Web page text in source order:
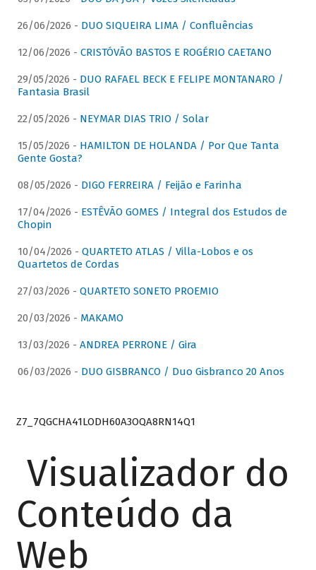
26/06/2026 - DUO SIQUEIRA LIMA / Confluências
12/06/2026 - CRISTÓVÃO BASTOS E ROGÉRIO CAETANO
29/05/2026 - DUO RAFAEL BECK E FELIPE MONTANARO /
Fantasia Brasil
22/05/2026 - NEYMAR DIAS TRIO / Solar
15/05/2026 - HAMILTON DE HOLANDA / Por Que Tanta
Gente Gosta?
08/05/2026 - DIGO FERREIRA / Feijão e Farinha
17/04/2026 - ESTÊVÃO GOMES / Integral dos Estudos de
Chopin
10/04/2026 - QUARTETO ATLAS / Villa-Lobos e os
Quartetos de Cordas
27/03/2026 - QUARTETO SONETO PROEMIO
20/03/2026 - MAKAMO
13/03/2026 - ANDREA PERRONE / Gira
06/03/2026 - DUO GISBRANCO / Duo Gisbranco 20 Anos
Z7_7QGCHA41LODH60A3OQA8RN14Q1
Visualizador do
Conteúdo da
Web